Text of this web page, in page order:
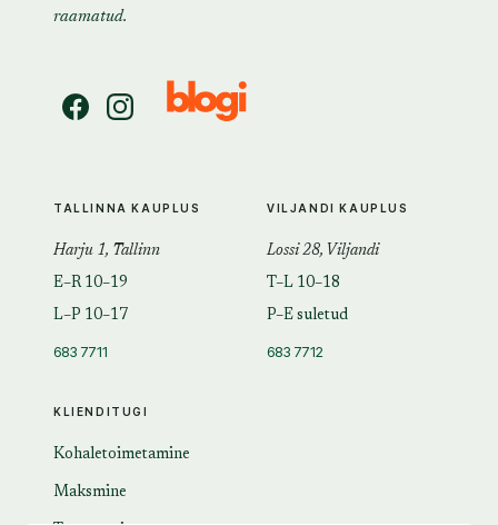
raamatud.
KLIENDITUGI
Kohaletoimetamine
Maksmine
TALLINNA KAUPLUS
Harju 1, Tallinn
E–R 10–19
L–P 10–17
683 7711
VILJANDI KAUPLUS
Lossi 28, Viljandi
T–L 10–18
P–E suletud
683 7712